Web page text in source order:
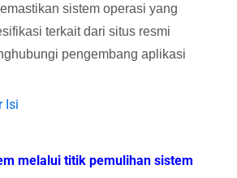
sistem operasi yang
terkait dari situs resmi
pengembang aplikasi
Isi
melalui titik pemulihan sistem